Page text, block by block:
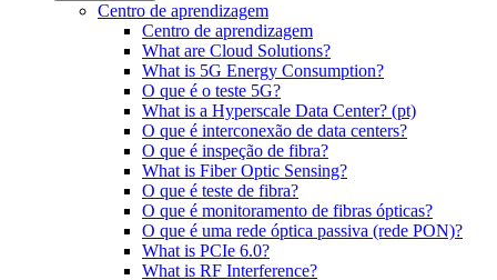
Centro de aprendizagem
Centro de aprendizagem
What are Cloud Solutions?
What is 5G Energy Consumption?
O que é o teste 5G?
What is a Hyperscale Data Center? (pt)
O que é interconexão de data centers?
O que é inspeção de fibra?
What is Fiber Optic Sensing?
O que é teste de fibra?
O que é monitoramento de fibras ópticas?
O que é uma rede óptica passiva (rede PON)?
What is PCIe 6.0?
What is RF Interference?